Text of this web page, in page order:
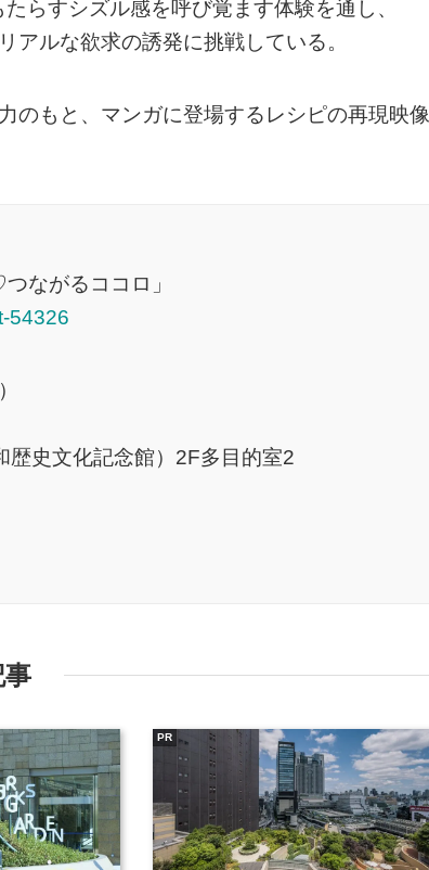
らすシズル感を呼び覚ます体験を通し、
アルな欲求の誘発に挑戦している。
のもと、マンガに登場するレシピの再現映像
ながるココロ」
54326
歴史文化記念館）2F多目的室2
事
PR